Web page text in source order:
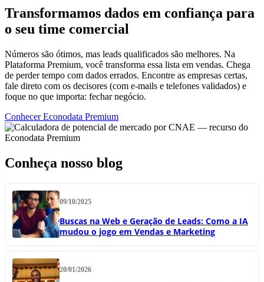
Transformamos dados em confiança para
o seu time comercial
Números são ótimos, mas leads qualificados são melhores. Na
Plataforma Premium, você transforma essa lista em vendas. Chega
de perder tempo com dados errados. Encontre as empresas certas,
fale direto com os decisores (com e-mails e telefones validados) e
foque no que importa: fechar negócio.
Conhecer Econodata Premium
Conheça nosso blog
09/10/2025
Buscas na Web e Geração de Leads: Como a IA
mudou o jogo em Vendas e Marketing
20/01/2026